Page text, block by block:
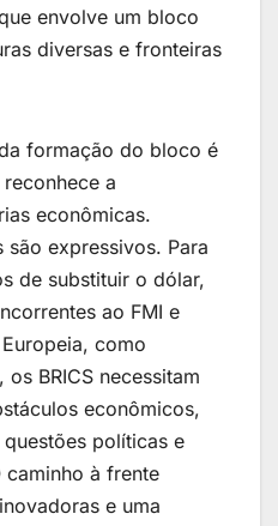
envolve um bloco
diversas e fronteiras
formação do bloco é
a
econômicas.
expressivos. Para
de substituir o dólar,
ao FMI e
como
BRICS necessitam
econômicos,
políticas e
à frente
e uma